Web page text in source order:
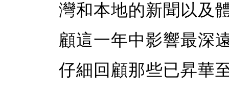
灣和本地的新聞以及
顧這一年中影響最深
仔細回顧那些已昇華